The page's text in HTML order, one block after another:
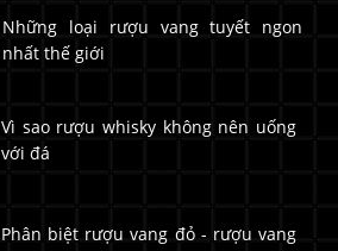
Những loại rượu vang tuyết ngon
nhất thế giới
Vì sao rượu whisky không nên uống
với đá
Phân biệt rượu vang đỏ - rượu vang